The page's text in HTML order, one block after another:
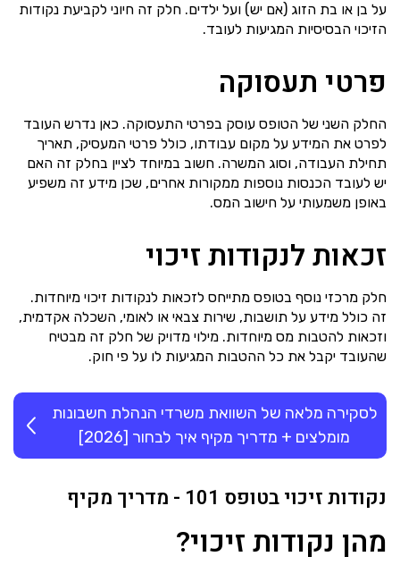
על בן או בת הזוג (אם יש) ועל ילדים. חלק זה חיוני לקביעת נקודות
הזיכוי הבסיסיות המגיעות לעובד.
פרטי תעסוקה
החלק השני של הטופס עוסק בפרטי התעסוקה. כאן נדרש העובד
לפרט את המידע על מקום עבודתו, כולל פרטי המעסיק, תאריך
תחילת העבודה, וסוג המשרה. חשוב במיוחד לציין בחלק זה האם
יש לעובד הכנסות נוספות ממקורות אחרים, שכן מידע זה משפיע
באופן משמעותי על חישוב המס.
זכאות לנקודות זיכוי
חלק מרכזי נוסף בטופס מתייחס לזכאות לנקודות זיכוי מיוחדות.
זה כולל מידע על תושבות, שירות צבאי או לאומי, השכלה אקדמית,
וזכאות להטבות מס מיוחדות. מילוי מדויק של חלק זה מבטיח
שהעובד יקבל את כל ההטבות המגיעות לו על פי חוק.
לסקירה מלאה של השוואת משרדי הנהלת חשבונות
מומלצים + מדריך מקיף איך לבחור [2026]
נקודות זיכוי בטופס 101 - מדריך מקיף
מהן נקודות זיכוי?